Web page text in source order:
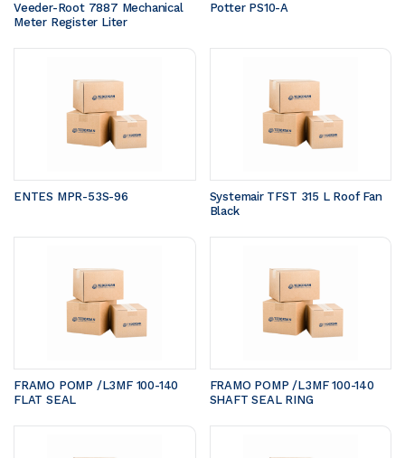
Veeder-Root 7887 Mechanical
Meter Register Liter
Potter PS10-A
ENTES MPR-53S-96
Systemair TFST 315 L Roof Fan
Black
FRAMO POMP /L3MF 100-140
FLAT SEAL
FRAMO POMP /L3MF 100-140
SHAFT SEAL RING